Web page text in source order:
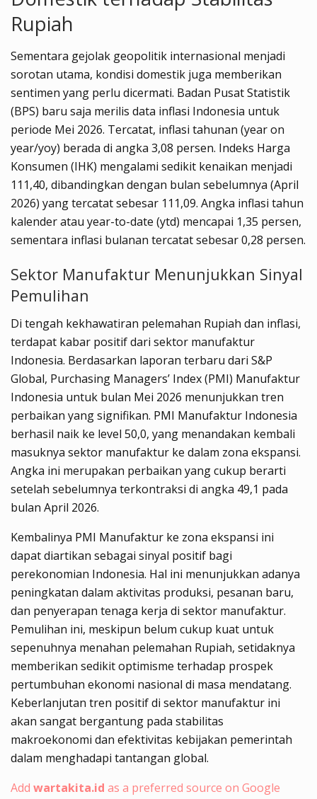
Rupiah
Sementara gejolak geopolitik internasional menjadi
sorotan utama, kondisi domestik juga memberikan
sentimen yang perlu dicermati. Badan Pusat Statistik
(BPS) baru saja merilis data inflasi Indonesia untuk
periode Mei 2026. Tercatat, inflasi tahunan (year on
year/yoy) berada di angka 3,08 persen. Indeks Harga
Konsumen (IHK) mengalami sedikit kenaikan menjadi
111,40, dibandingkan dengan bulan sebelumnya (April
2026) yang tercatat sebesar 111,09. Angka inflasi tahun
kalender atau year-to-date (ytd) mencapai 1,35 persen,
sementara inflasi bulanan tercatat sebesar 0,28 persen.
Sektor Manufaktur Menunjukkan Sinyal
Pemulihan
Di tengah kekhawatiran pelemahan Rupiah dan inflasi,
terdapat kabar positif dari sektor manufaktur
Indonesia. Berdasarkan laporan terbaru dari S&P
Global, Purchasing Managers’ Index (PMI) Manufaktur
Indonesia untuk bulan Mei 2026 menunjukkan tren
perbaikan yang signifikan. PMI Manufaktur Indonesia
berhasil naik ke level 50,0, yang menandakan kembali
masuknya sektor manufaktur ke dalam zona ekspansi.
Angka ini merupakan perbaikan yang cukup berarti
setelah sebelumnya terkontraksi di angka 49,1 pada
bulan April 2026.
Kembalinya PMI Manufaktur ke zona ekspansi ini
dapat diartikan sebagai sinyal positif bagi
perekonomian Indonesia. Hal ini menunjukkan adanya
peningkatan dalam aktivitas produksi, pesanan baru,
dan penyerapan tenaga kerja di sektor manufaktur.
Pemulihan ini, meskipun belum cukup kuat untuk
sepenuhnya menahan pelemahan Rupiah, setidaknya
memberikan sedikit optimisme terhadap prospek
pertumbuhan ekonomi nasional di masa mendatang.
Keberlanjutan tren positif di sektor manufaktur ini
akan sangat bergantung pada stabilitas
makroekonomi dan efektivitas kebijakan pemerintah
dalam menghadapi tantangan global.
Add wartakita.id as a preferred source on Google